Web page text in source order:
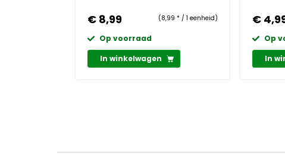
€ 8,99 (8,99 * / 1 eenheid)
Op voorraad
In winkelwagen
€
Op
In